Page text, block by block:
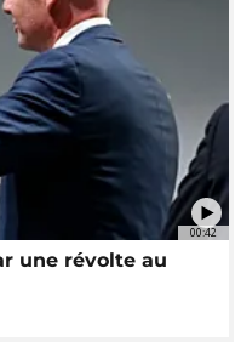
00:42
une révolte au